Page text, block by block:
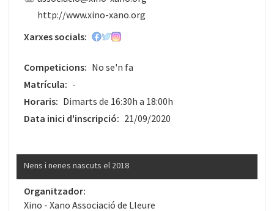
http://www.xino-xano.org
Xarxes socials:
Competicions: No se'n fa
Matrícula: -
Horaris: Dimarts de 16:30h a 18:00h
Data inici d'inscripció: 21/09/2020
Nens i nenes nascuts el 2018
Organitzador:
Xino - Xano Associació de Lleure